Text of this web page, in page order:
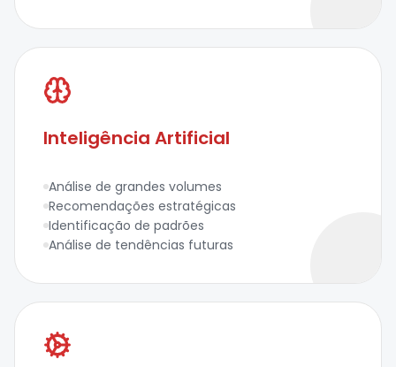
Inteligência Artificial
Análise de grandes volumes
Recomendações estratégicas
Identificação de padrões
Análise de tendências futuras